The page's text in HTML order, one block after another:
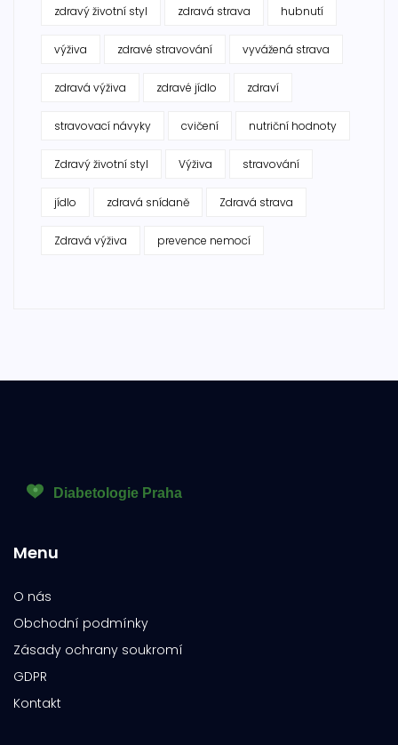
zdravý životní styl zdravá strava hubnutí
výživa zdravé stravování vyvážená strava
zdravá výživa zdravé jídlo zdraví
stravovací návyky cvičení nutriční hodnoty
Zdravý životní styl Výživa stravování
jídlo zdravá snídaně Zdravá strava
Zdravá výživa prevence nemocí
Menu
O nás
Obchodní podmínky
Zásady ochrany soukromí
GDPR
Kontakt